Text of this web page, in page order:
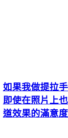
如果我做提拉
即使在照片上
道效果的滿意